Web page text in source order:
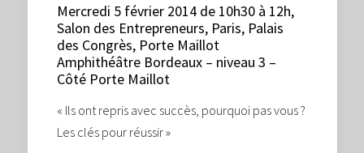
Mercredi 5 février 2014 de 10h30 à 12h,
Salon des Entrepreneurs, Paris, Palais
des Congrès, Porte Maillot
Amphithéâtre Bordeaux – niveau 3 –
Côté Porte Maillot
« Ils ont repris avec succès, pourquoi pas vous ?
Les clés pour réussir »